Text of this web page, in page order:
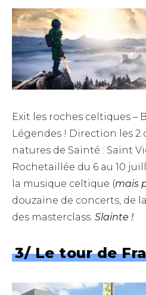
Exit les roches celtiques –
Légendes ! Direction les 2
natures de Sainté : Saint
Rochetaillée du 6 au 10
la musique celtique (mais
douzaine de concerts, de
des masterclass. Slainte !
3/ Le tour de